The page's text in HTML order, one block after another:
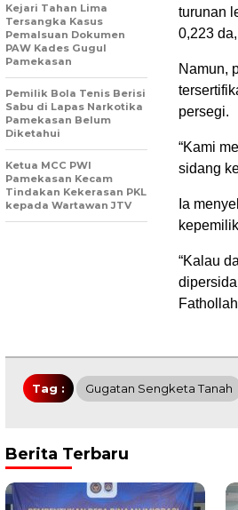
turunan
0,223
Namun,
persegi.
“Kami
sidang
Ia
“Kalau
Kejari Tahan Lima
Tersangka Kasus
Pemalsuan Dokumen
PAW Kades Gugul
Pamekasan
Pemilik Bola Tenis Berisi
Sabu di Lapas Narkotika
Pamekasan Belum
Diketahui
Ketua MCC PWI
Pamekasan Kecam
Tindakan Kekerasan PKL
kepada Wartawan JTV
Tag : Gugatan Sengketa Tanah
Berita Terbaru